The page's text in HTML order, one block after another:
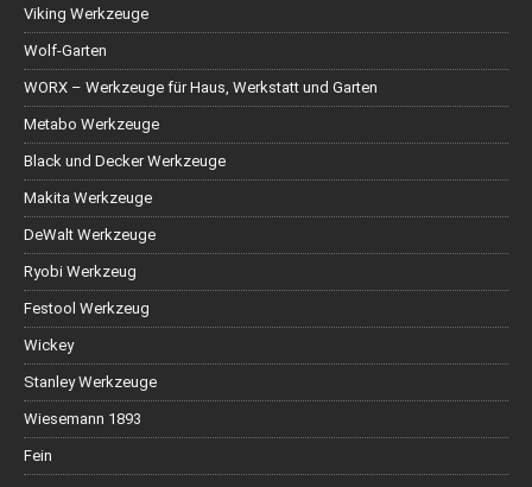
Viking Werkzeuge
Wolf-Garten
WORX – Werkzeuge für Haus, Werkstatt und Garten
Metabo Werkzeuge
Black und Decker Werkzeuge
Makita Werkzeuge
DeWalt Werkzeuge
Ryobi Werkzeug
Festool Werkzeug
Wickey
Stanley Werkzeuge
Wiesemann 1893
Fein